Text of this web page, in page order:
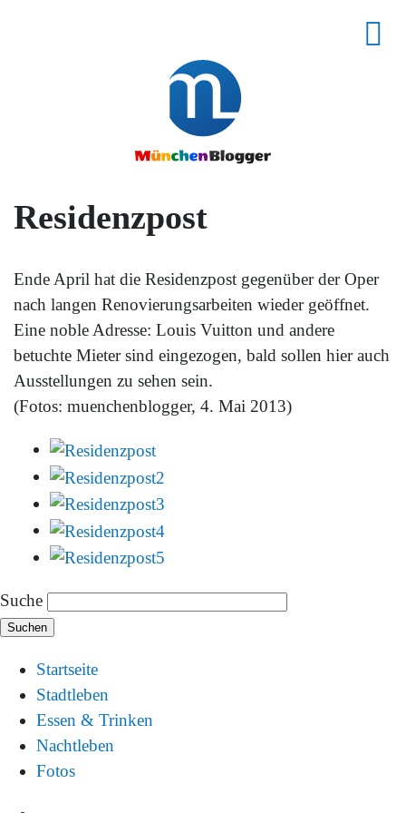
Residenzpost
Ende April hat die Residenzpost gegenüber der Oper
nach langen Renovierungsarbeiten wieder geöffnet.
Eine noble Adresse: Louis Vuitton und andere
betuchte Mieter sind eingezogen, bald sollen hier auch
Ausstellungen zu sehen sein.
(Fotos: muenchenblogger, 4. Mai 2013)
Suche
Startseite
Stadtleben
Essen & Trinken
Nachtleben
Fotos